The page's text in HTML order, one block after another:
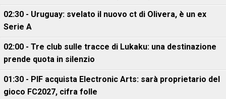
02:30 - Uruguay: svelato il nuovo ct di Olivera, è un ex
Serie A
02:00 - Tre club sulle tracce di Lukaku: una destinazione
prende quota in silenzio
01:30 - PIF acquista Electronic Arts: sarà proprietario del
gioco FC2027, cifra folle